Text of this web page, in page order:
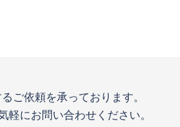
ご依頼を承っております。
にお問い合わせください。